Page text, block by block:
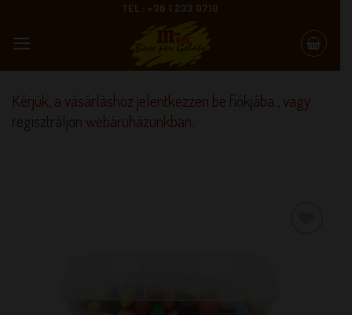
content
TEL.: +36 1 233 0710
Kérjük, a vásárláshoz jelentkezzen be fiókjába , vagy
regisztráljon webáruházunkban.